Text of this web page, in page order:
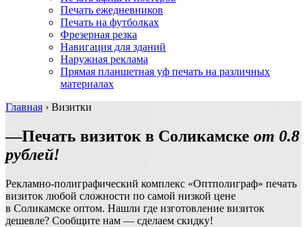
Печать ежедневников
Печать на футболках
Фрезерная резка
Навигация для зданий
Наружная реклама
Прямая планшетная уф печать на различных
материалах
Главная › Визитки
—Печать визиток в Соликамске от 0.8
рублей!
Рекламно-полиграфический комплекс «Оптполиграф» печать
визиток любой сложности по самой низкой цене
в Соликамске оптом. Нашли где изготовление визиток
дешевле? Сообщите нам — сделаем скидку!